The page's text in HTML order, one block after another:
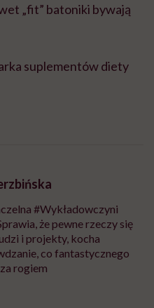
„fit” batoniki bywają
suplementów diety
#Wykładowczyni
że pewne rzeczy się
i projekty, kocha
co fantastycznego
rogiem